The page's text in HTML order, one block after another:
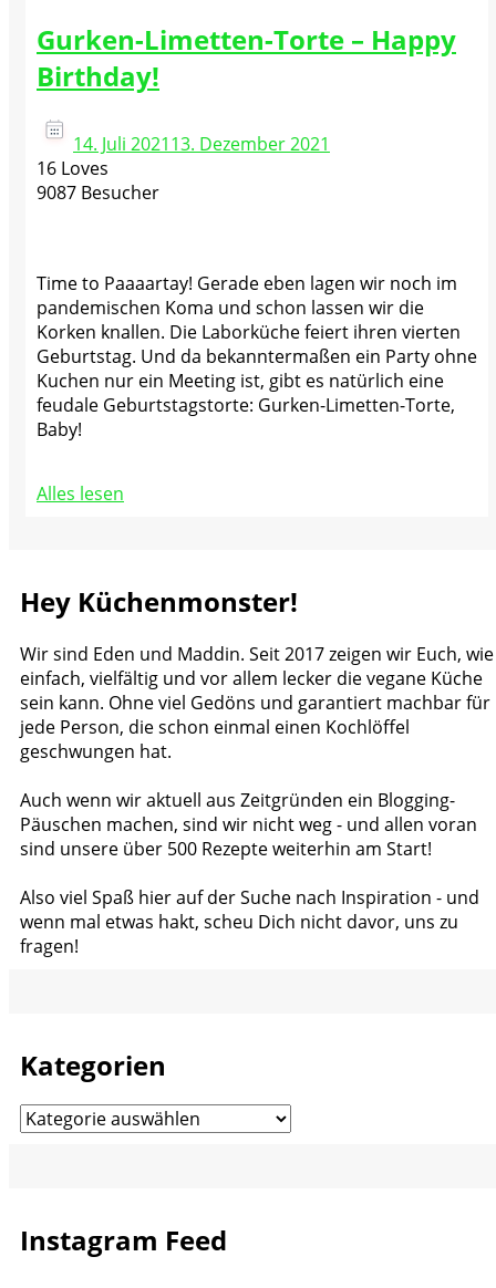
Gurken-Limetten-Torte – Happy
Birthday!
14. Juli 202113. Dezember 2021
16 Loves
9087 Besucher
Time to Paaaartay! Gerade eben lagen wir noch im
pandemischen Koma und schon lassen wir die
Korken knallen. Die Laborküche feiert ihren vierten
Geburtstag. Und da bekanntermaßen ein Party ohne
Kuchen nur ein Meeting ist, gibt es natürlich eine
feudale Geburtstagstorte: Gurken-Limetten-Torte,
Baby!
Alles lesen
Hey Küchenmonster!
Wir sind Eden und Maddin. Seit 2017 zeigen wir Euch, wie
einfach, vielfältig und vor allem lecker die vegane Küche
sein kann. Ohne viel Gedöns und garantiert machbar für
jede Person, die schon einmal einen Kochlöffel
geschwungen hat.
Auch wenn wir aktuell aus Zeitgründen ein Blogging-
Päuschen machen, sind wir nicht weg - und allen voran
sind unsere über 500 Rezepte weiterhin am Start!
Also viel Spaß hier auf der Suche nach Inspiration - und
wenn mal etwas hakt, scheu Dich nicht davor, uns zu
fragen!
Kategorien
Kategorien
Instagram Feed